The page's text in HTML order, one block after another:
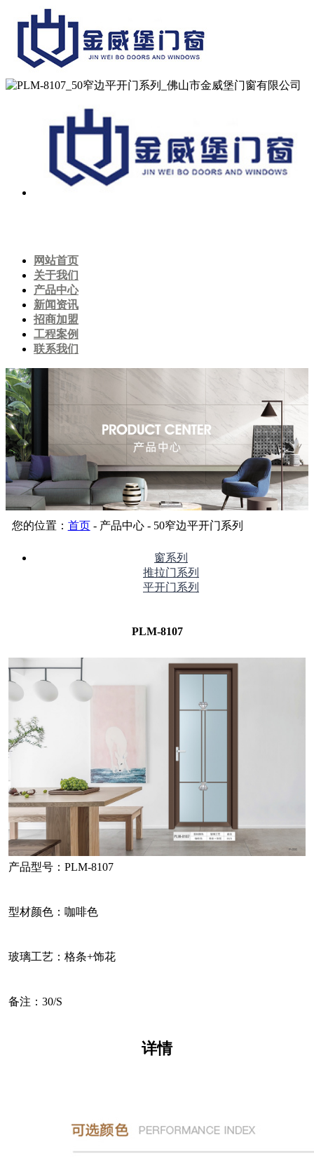
网站首页
关于我们
产品中心
新闻资讯
招商加盟
工程案例
联系我们
您的位置： 首页- 产品中心 - 50窄边平开门系列
窗系列
推拉门系列
平开门系列
PLM-8107
产品型号：PLM-8107
型材颜色：咖啡色
玻璃工艺：格条+饰花
备注：30/S
详情